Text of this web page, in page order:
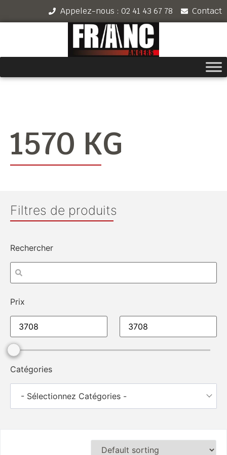
Appelez-nous : 02 41 43 67 78 Contact
1570 KG
Filtres de produits
Rechercher
Prix
Catégories
- Sélectionnez Catégories -